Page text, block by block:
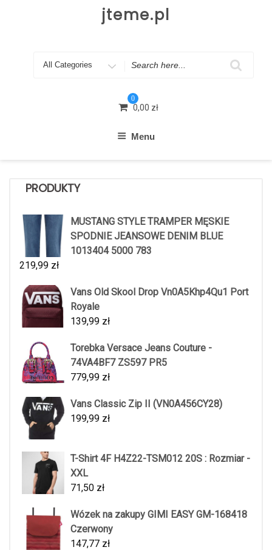
jteme.pl
Search
0
0,00 zł
Menu
PRODUKTY
MUSTANG STYLE TRAMPER MĘSKIE
SPODNIE JEANSOWE DENIM BLUE
1013404 5000 783
219,99 zł
Vans Old Skool Drop Vn0A5Khp4Qu1 Port
Royale
139,99 zł
Torebka Versace Jeans Couture -
74VA4BF7 ZS597 PR5
779,99 zł
Vans Classic Zip II (VN0A456CY28)
199,99 zł
T-Shirt 4F H4Z22-TSM012 20S : Rozmiar -
XXL
71,50 zł
Wózek na zakupy GIMI EASY GM-168418
Czerwony
147,77 zł